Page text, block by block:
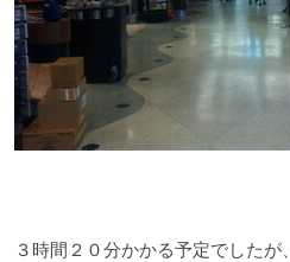
３時間２０分かかる予定でしたが、